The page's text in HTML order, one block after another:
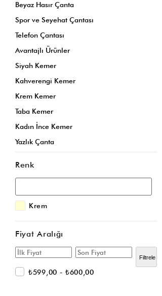
Beyaz Hasır Çanta
Spor ve Seyehat Çantası
Telefon Çantası
Avantajlı Ürünler
Siyah Kemer
Kahverengi Kemer
Krem Kemer
Taba Kemer
Kadın İnce Kemer
Yazlık Çanta
Sarı Omuz Çantası
Vizon Omuz Çantası
Bordo Omuz Çantası
Siyah Çapraz Çanta
Renk
Krem
Fiyat Aralığı
Filtrele
₺599,00 - ₺600,00